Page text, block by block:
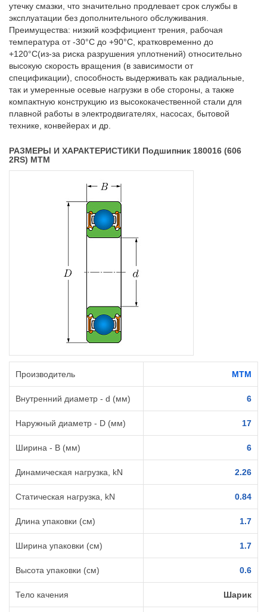
утечку смазки, что значительно продлевает срок службы в
эксплуатации без дополнительного обслуживания.
Преимущества: низкий коэффициент трения, рабочая
температура от -30°C до +90°C, кратковременно до
+120°C(из-за риска разрушения уплотнений) относительно
высокую скорость вращения (в зависимости от
спецификации), способность выдерживать как радиальные,
так и умеренные осевые нагрузки в обе стороны, а также
компактную конструкцию из высококачественной стали для
плавной работы в электродвигателях, насосах, бытовой
технике, конвейерах и др.
РАЗМЕРЫ И ХАРАКТЕРИСТИКИ Подшипник 180016 (606
2RS) MTM
Производитель MTM
Внутренний диаметр - d (мм) 6
Наружный диаметр - D (мм) 17
Ширина - B (мм) 6
Динамическая нагрузка, kN 2.26
Статическая нагрузка, kN 0.84
Длина упаковки (см) 1.7
Ширина упаковки (см) 1.7
Высота упаковки (см) 0.6
Тело качения Шарик